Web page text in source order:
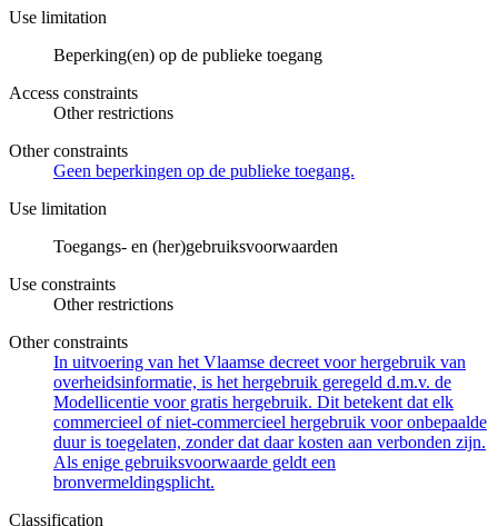
Use limitation
Beperking(en) op de publieke toegang
Access constraints
Other restrictions
Other constraints
Geen beperkingen op de publieke toegang.
Use limitation
Toegangs- en (her)gebruiksvoorwaarden
Use constraints
Other restrictions
Other constraints
In uitvoering van het Vlaamse decreet voor hergebruik van
overheidsinformatie, is het hergebruik geregeld d.m.v. de
Modellicentie voor gratis hergebruik. Dit betekent dat elk
commercieel of niet-commercieel hergebruik voor onbepaalde
duur is toegelaten, zonder dat daar kosten aan verbonden zijn.
Als enige gebruiksvoorwaarde geldt een
bronvermeldingsplicht.
Classification